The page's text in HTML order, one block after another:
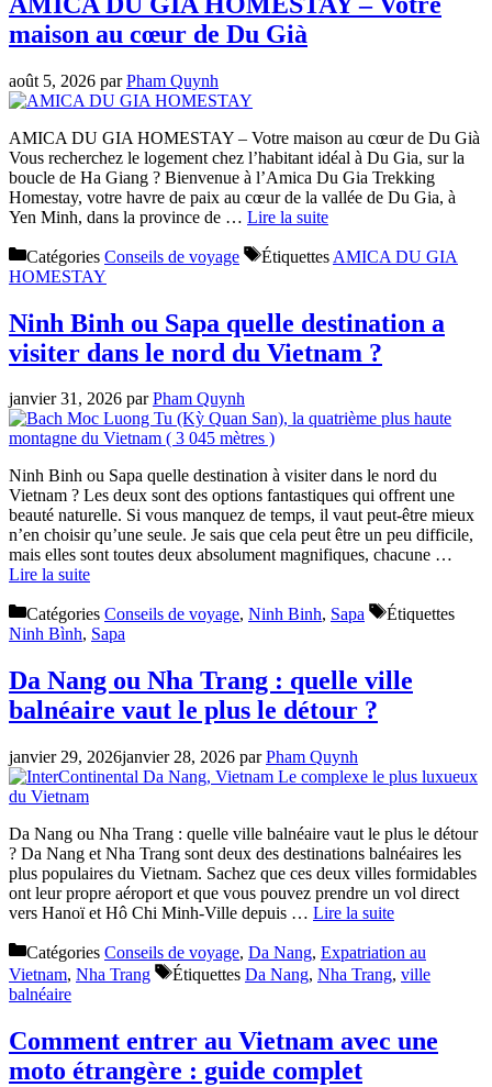
maison au cœur de Du Già
août 5, 2026 parPham Quynh
AMICA DU GIA HOMESTAY – Votre maison au cœur de Du Già
Vous recherchez le logement chez l’habitant idéal à Du Gia, sur la
boucle de Ha Giang ? Bienvenue à l’Amica Du Gia Trekking
Homestay, votre havre de paix au cœur de la vallée de Du Gia, à
Yen Minh, dans la province de … Lire la suite
Catégories Conseils de voyage Étiquettes AMICA DU GIA
HOMESTAY
Ninh Binh ou Sapa quelle destination a
visiter dans le nord du Vietnam ?
janvier 31, 2026 parPham Quynh
Ninh Binh ou Sapa quelle destination à visiter dans le nord du
Vietnam ? Les deux sont des options fantastiques qui offrent une
beauté naturelle. Si vous manquez de temps, il vaut peut-être mieux
n’en choisir qu’une seule. Je sais que cela peut être un peu difficile,
mais elles sont toutes deux absolument magnifiques, chacune …
Lire la suite
Catégories Conseils de voyage, Ninh Binh, Sapa
Étiquettes
Ninh Bình, Sapa
Da Nang ou Nha Trang : quelle ville
balnéaire vaut le plus le détour ?
janvier 29, 2026janvier 28, 2026 parPham Quynh
Da Nang ou Nha Trang : quelle ville balnéaire vaut le plus le détour
? Da Nang et Nha Trang sont deux des destinations balnéaires les
plus populaires du Vietnam. Sachez que ces deux villes formidables
ont leur propre aéroport et que vous pouvez prendre un vol direct
vers Hanoï et Hô Chi Minh-Ville depuis … Lire la suite
Catégories Conseils de voyage, Da Nang, Expatriation au
Vietnam, Nha Trang Étiquettes Da Nang, Nha Trang, ville
balnéaire
Comment entrer au Vietnam avec une
moto étrangère : guide complet